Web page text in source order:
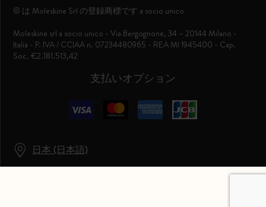
日本 (日本語)
支払いオプション
© は Moleskine Srl の登録商標です a socio unico
Moleskine srl a socio unico - Via Bergognone, 34 – 20144 Milano -
Italia - P. IVA / CCIAA n. 07234480965 - REA MI 1945400 - Cap.
Soc. €2.181.513,42